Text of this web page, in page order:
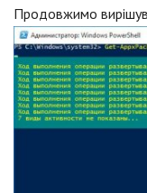
Продовжимо